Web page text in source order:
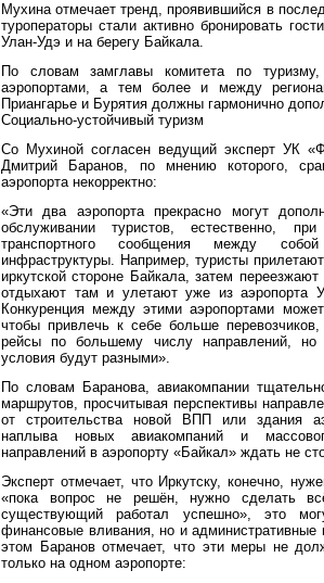
Мухина отмечает тренд, проявившийся в
туроператоры стали активно бронировать
Улан-Удэ и на берегу Байкала.
По словам замглавы комитета по
аэропортами, а тем более и между
Приангарье и Бурятия должны гармонично
Социально-устойчивый туризм
Со Мухиной согласен ведущий эксперт УК
Дмитрий Баранов, по мнению которого,
аэропорта некорректно:
«Эти два аэропорта прекрасно могут
обслуживании туристов, естественно,
транспортного сообщения между
инфраструктуры. Например, туристы
иркутской стороне Байкала, затем
отдыхают там и улетают уже из аэропорта
Конкуренция между этими аэропортами
чтобы привлечь к себе больше перевозчиков,
рейсы по большему числу направлений,
условия будут разными».
По словам Баранова, авиакомпании
маршрутов, просчитывая перспективы
от строительства новой ВПП или здания
наплыва новых авиакомпаний и
направлений в аэропорту «Байкал» ждать не
Эксперт отмечает, что Иркутску, конечно,
«пока вопрос не решён, нужно сделать
существующий работал успешно», это
финансовые вливания, но и
этом Баранов отмечает, что эти меры не
только на одном аэропорте: